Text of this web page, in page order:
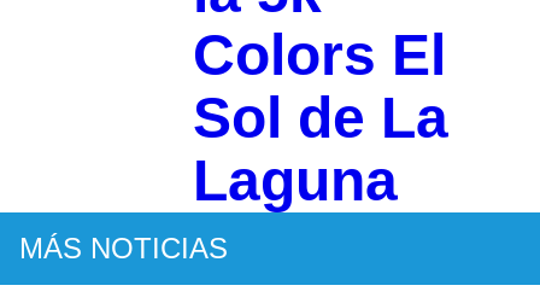
Colors El
Sol de La
Laguna
MÁS NOTICIAS